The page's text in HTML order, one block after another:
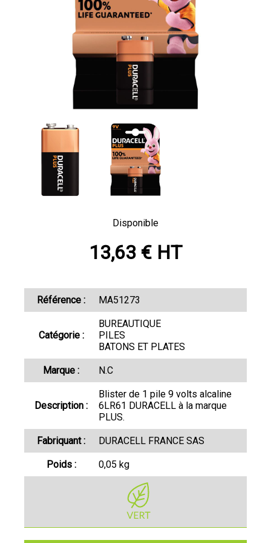
Disponible
13,63 € HT
Référence : MA51273
Catégorie :
BUREAUTIQUE
PILES
BATONS ET PLATES
Marque : N.C
Description :
Blister de 1 pile 9 volts alcaline
6LR61 DURACELL à la marque
PLUS.
Fabriquant : DURACELL FRANCE SAS
Poids : 0,05 kg